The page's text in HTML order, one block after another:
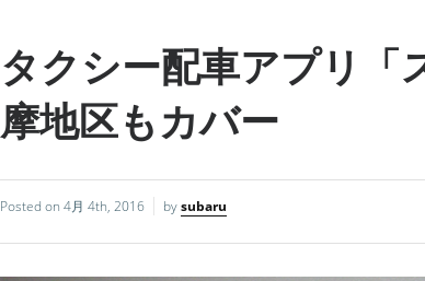
タクシー配車アプリ「
摩地区もカバー
Posted on 4月 4th, 2016 bysubaru